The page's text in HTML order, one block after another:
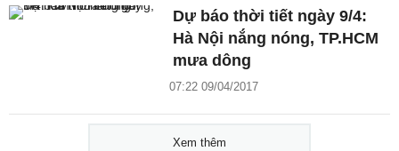
Dự báo thời tiết ngày 9/4:
Hà Nội nắng nóng, TP.HCM
mưa dông
07:22 09/04/2017
Xem thêm